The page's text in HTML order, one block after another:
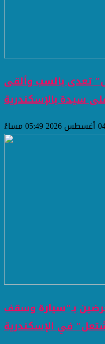
تعدى بالسب وألقى
سيدة بالإسكندرية
بـ"سيارة وسقف
في الإسكندرية